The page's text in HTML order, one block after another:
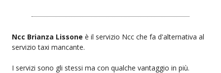
Ncc Brianza Lissone è il servizio Ncc che fa d'alternativa al
servizio taxi mancante.
I servizi sono gli stessi ma con qualche vantaggio in più.